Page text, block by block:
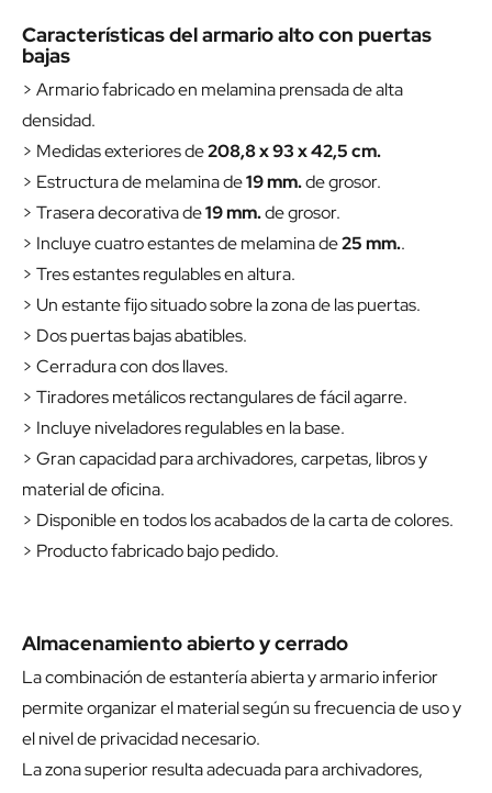
Características del armario alto con puertas
bajas
> Armario fabricado en melamina prensada de alta
densidad.
> Medidas exteriores de208,8 x 93 x 42,5 cm.
> Estructura de melamina de19 mm.de grosor.
> Trasera decorativa de19 mm.de grosor.
> Incluye cuatro estantes de melamina de25 mm..
> Tres estantes regulables en altura.
> Un estante fijo situado sobre la zona de las puertas.
> Dos puertas bajas abatibles.
> Cerradura con dos llaves.
> Tiradores metálicos rectangulares de fácil agarre.
> Incluye niveladores regulables en la base.
> Gran capacidad para archivadores, carpetas, libros y
material de oficina.
> Disponible en todos los acabados de la carta de colores.
> Producto fabricado bajo pedido.
Almacenamiento abierto y cerrado
La combinación de estantería abierta y armario inferior
permite organizar el material según su frecuencia de uso y
el nivel de privacidad necesario.
La zona superior resulta adecuada para archivadores,